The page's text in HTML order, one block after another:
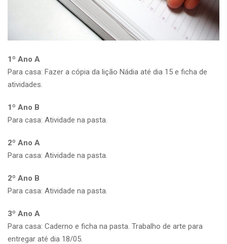
1º Ano A
Para casa: Fazer a cópia da lição Nádia até dia 15 e ficha de
atividades.
1º Ano B
Para casa: Atividade na pasta.
2º Ano A
Para casa: Atividade na pasta.
2º Ano B
Para casa: Atividade na pasta.
3º Ano A
Para casa: Caderno e ficha na pasta. Trabalho de arte para
entregar até dia 18/05.